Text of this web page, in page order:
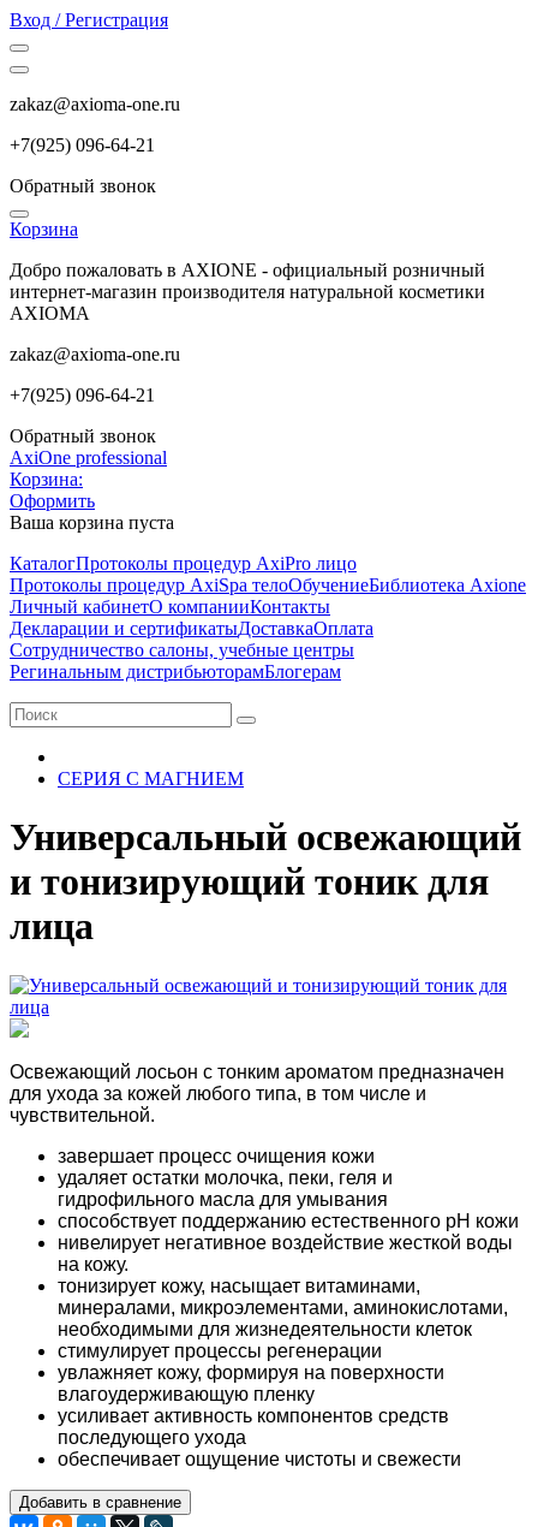
Вход / Регистрация
zakaz@axioma-one.ru
+7(925) 096-64-21
Обратный звонок
Корзина
Добро пожаловать в AXIONE - официальный розничный
интернет-магазин производителя натуральной косметики
AXIOMA
zakaz@axioma-one.ru
+7(925) 096-64-21
Обратный звонок
AxiOne professional
Корзина:
Оформить
Ваша корзина пуста
КаталогПротоколы процедур AxiPro лицо
Протоколы процедур AxiSpa телоОбучениеБиблиотека Axione
Личный кабинетО компанииКонтакты
Декларации и сертификатыДоставкаОплата
Сотрудничество салоны, учебные центры
Регинальным дистрибьюторамБлогерам
СЕРИЯ С МАГНИЕМ
Универсальный освежающий
и тонизирующий тоник для
лица
Освежающий лосьон с тонким ароматом предназначен
для ухода за кожей любого типа, в том числе и
чувствительной.
завершает процесс очищения кожи
удаляет остатки молочка, пеки, геля и
гидрофильного масла для умывания
способствует поддержанию естественного рН кожи
нивелирует негативное воздействие жесткой воды
на кожу.
тонизирует кожу, насыщает витаминами,
минералами, микроэлементами, аминокислотами,
необходимыми для жизнедеятельности клеток
стимулирует процессы регенерации
увлажняет кожу, формируя на поверхности
влагоудерживающую пленку
усиливает активность компонентов средств
последующего ухода
обеспечивает ощущение чистоты и свежести
Добавить в сравнение